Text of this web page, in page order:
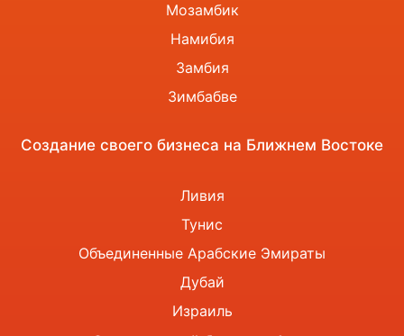
Мозамбик
Намибия
Замбия
Зимбабве
Создание своего бизнеса на Ближнем Востоке
Ливия
Тунис
Объединенные Арабские Эмираты
Дубай
Израиль